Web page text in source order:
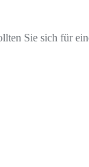
Sie sich für